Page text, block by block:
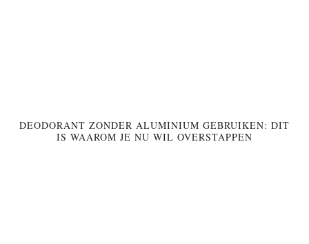
DEODORANT ZONDER ALUMINIUM GEBRUIKEN: DIT
IS WAAROM JE NU WIL OVERSTAPPEN